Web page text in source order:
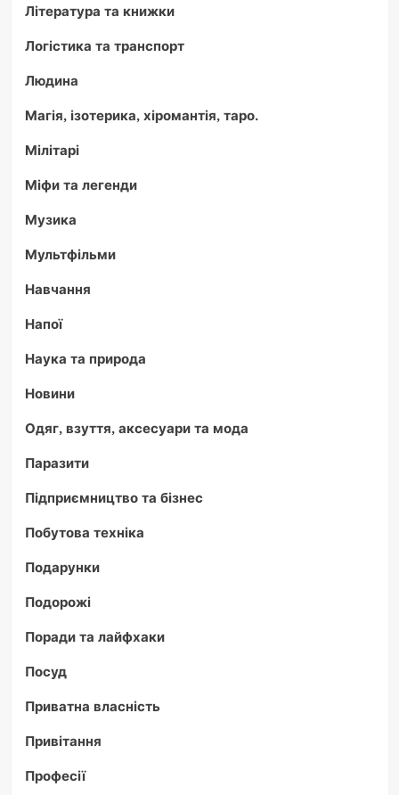
Література та книжки
Логістика та транспорт
Людина
Магія, ізотерика, хіромантія, таро.
Мілітарі
Міфи та легенди
Музика
Мультфільми
Навчання
Напої
Наука та природа
Новини
Одяг, взуття, аксесуари та мода
Паразити
Підприємництво та бізнес
Побутова техніка
Подарунки
Подорожі
Поради та лайфхаки
Посуд
Приватна власність
Привітання
Професії